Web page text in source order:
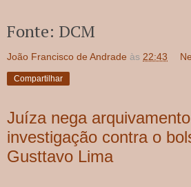
Fonte: DCM
João Francisco de Andrade às 22:43
Compartilhar
Juíza nega
investigação contra o
Gusttavo Lima